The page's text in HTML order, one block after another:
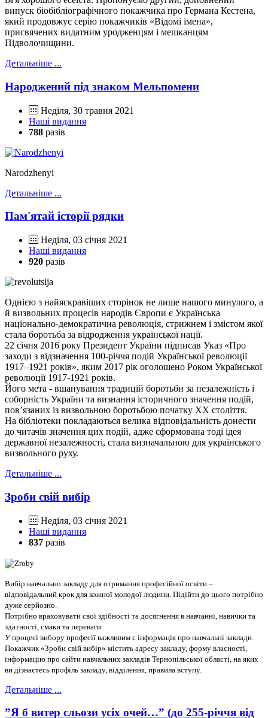
випуск біобібліографічного покажчика про Германа Кестена,
який продовжує серію покажчиків «Відомі імена»,
присвячених видатним уродженцям і мешканцям
Підволочищини.
Детальніше ...
Народжений під знаком Мельпомени
Неділя, 30 травня 2021
Наші видання
788 разів
Narodzhenyi
Детальніше ...
Пам'ятай історії рядки
Неділя, 03 січня 2021
Наші видання
920 разів
Однією з найяскравіших сторінок не лише нашого минулого, а
й визвольних процесів народів Європи є Українська
національно-демократична революція, стрижнем і змістом якої
стала боротьба за відродження української нації.
22 січня 2016 року Президент України підписав Указ «Про
заходи з відзначення 100-річчя подій Української революції
1917–1921 років», яким 2017 рік оголошено Роком Української
революції 1917-1921 років.
Його мета - вшанування традицій боротьби за незалежність і
соборність України та визнання історичного значення подій,
пов’язаних із визвольною боротьбою початку XX століття.
На бібліотеки покладаються велика відповідальність донести
до читачів значення цих подій, адже сформована тоді ідея
державної незалежності, стала визначальною для українського
визвольного руху.
Детальніше ...
Зроби свій вибір
Неділя, 03 січня 2021
Наші видання
837 разів
Вибір навчально закладу для отримання професійної освіти –
відповідальний крок для кожної молодої людини. Підійти до цього потрібно
дуже серйозно.
Потрібно враховувати свої здібності та досягнення в навчанні, навички та
здатності, смаки та переваги.
У процесі вибору професії важливим є інформація про навчальні заклади.
Покажчик «Зроби свій вибір» містить адресу закладу, форму власності,
інформацію про сайти навчальних закладів Тернопільської області, на яких
ви дізнаєтесь профіль закладу, відділення, правила вступу.
Детальніше ...
”Я б витер сльози усіх очей…” (до 255-річчя від